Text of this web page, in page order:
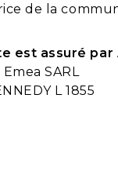
de la
est assuré par
SARL
L 1855